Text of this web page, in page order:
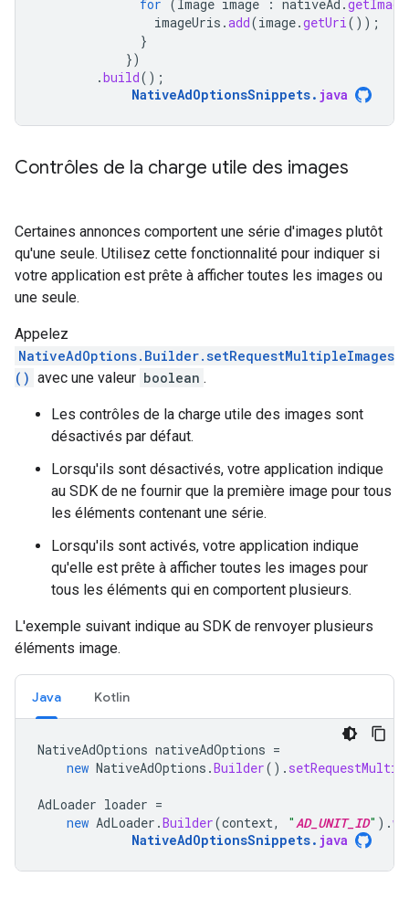
for ( Image image : nativeAd .
imageUris .add(image.getUri());
}
})
.build();
NativeAdOptionsSnippets. java
Contrôles de la charge utile des images
Certaines annonces comportent une série d'images plutôt
qu'une seule. Utilisez cette fonctionnalité pour indiquer si
votre application est prête à afficher toutes les images ou
une seule.
Appelez
NativeAdOptions.Builder.setRequestMultipleImages
() avec une valeur boolean .
Les contrôles de la charge utile des images sont
désactivés par défaut.
Lorsqu'ils sont désactivés, votre application indique
au SDK de ne fournir que la première image pour tous
les éléments contenant une série.
Lorsqu'ils sont activés, votre application indique
qu'elle est prête à afficher toutes les images pour
tous les éléments qui en comportent plusieurs.
L'exemple suivant indique au SDK de renvoyer plusieurs
éléments image.
Java Kotlin
NativeAdOptions nativeAdOptions =
new NativeAdOptions .Builder().
AdLoader loader =
new AdLoader .Builder(context, "AD_UNIT_ID" ).
NativeAdOptionsSnippets. java